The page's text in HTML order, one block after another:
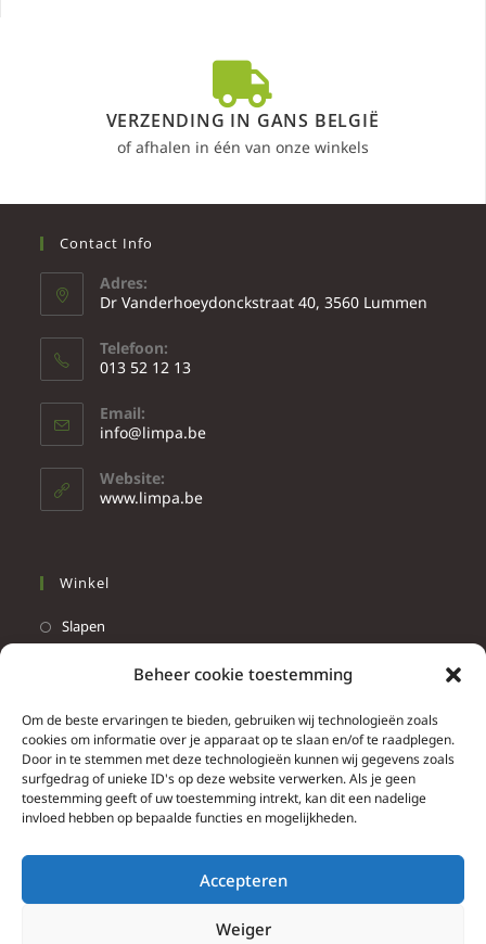
Beheer cookie toestemming
Om de beste ervaringen te bieden, gebruiken wij technologieën zoals
cookies om informatie over je apparaat op te slaan en/of te raadplegen.
Door in te stemmen met deze technologieën kunnen wij gegevens zoals
surfgedrag of unieke ID's op deze website verwerken. Als je geen
toestemming geeft of uw toestemming intrekt, kan dit een nadelige
invloed hebben op bepaalde functies en mogelijkheden.
Accepteren
Weiger
VERZENDING IN GANS BELGIË
of afhalen in één van onze winkels
Contact Info
Adres:
Dr Vanderhoeydonckstraat 40, 3560 Lummen
Telefoon:
013 52 12 13
Email:
info@limpa.be
Website:
www.limpa.be
Winkel
Slapen
Info
Contacteer ons
Algemene & bijzondere voorwaarden
Brief herroepingsrecht